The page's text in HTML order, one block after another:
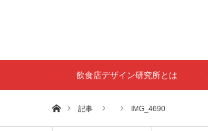
飲食店デザイン研究所とは
ホーム記事 IMG_4690